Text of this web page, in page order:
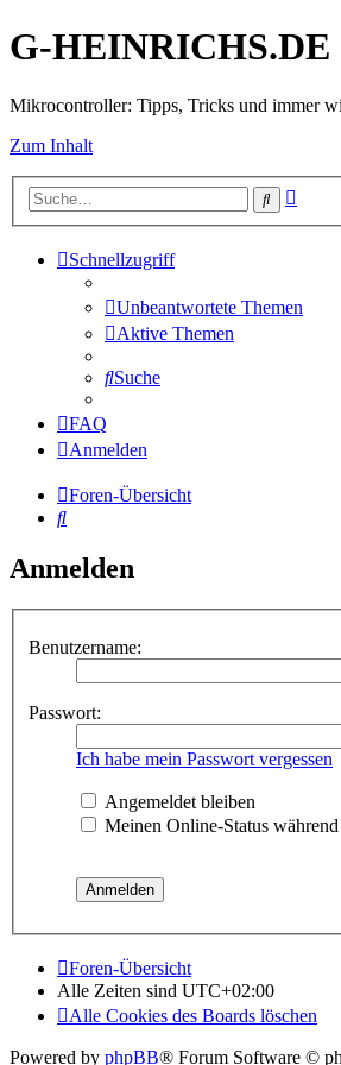
G-HEINRICHS.DE
Mikrocontroller: Tipps, Tricks und immer
Zum Inhalt
Suche
Schnellzugriff
Unbeantwortete Themen
Aktive Themen
Suche
FAQ
Anmelden
Foren-Übersicht
Suche
Anmelden
Benutzername:
Passwort:
Ich habe mein Passwort vergessen
Angemeldet bleiben
Meinen Online-Status
Foren-Übersicht
Alle Zeiten sind UTC+02:00
Alle Cookies des Boards löschen
Powered by phpBB® Forum Software ©